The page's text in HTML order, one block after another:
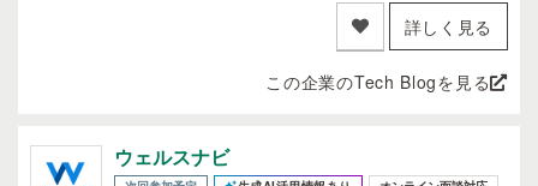
詳しく見る
この企業のTech Blogを見る
ウェルスナビ